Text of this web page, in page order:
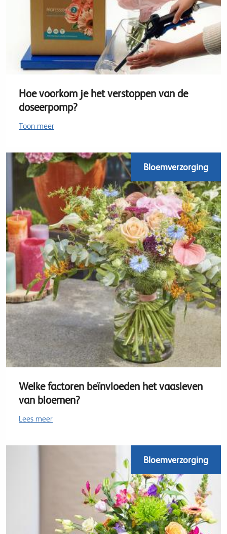
Hoe voorkom je het verstoppen van de
doseerpomp?
Toon meer
Bloemverzorging
Welke factoren beïnvloeden het vaasleven
van bloemen?
Lees meer
Bloemverzorging